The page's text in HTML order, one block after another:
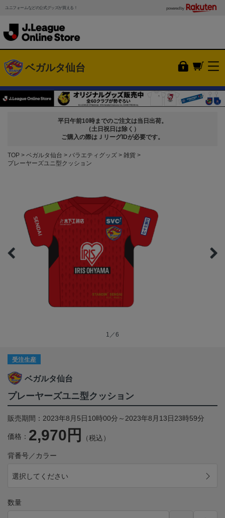
ユニフォームなどの公式グッズが買える！ powered by
ベガルタ仙台
平日午前10時までのご注文は当日出荷。
（土日祝日は除く）
ご購入の際はＪリーグIDが必要です。
TOP ベガルタ仙台 バラエティグッズ
雑貨
プレーヤーズユニ型クッション
1／6
受注生産
ベガルタ仙台
プレーヤーズユニ型クッション
販売期間：2023年8月5日10時00分～2023年8月13日23時59分
価格： 2,970円 （税込）
背番号／カラー
選択してください
数量